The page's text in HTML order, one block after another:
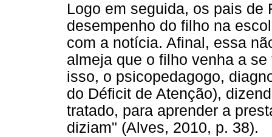
Logo em seguida, os pais de
desempenho do filho na
com a notícia. Afinal, essa
almeja que o filho venha a
isso, o psicopedagogo,
do Déficit de Atenção),
tratado, para aprender a
diziam" (Alves, 2010, p. 38).